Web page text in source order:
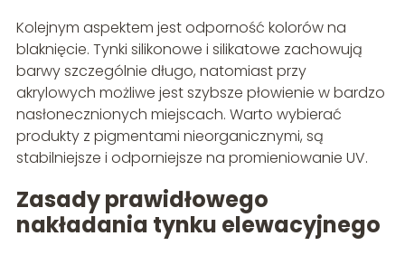
Kolejnym aspektem jest odporność kolorów na
blaknięcie. Tynki silikonowe i silikatowe zachowują
barwy szczególnie długo, natomiast przy
akrylowych możliwe jest szybsze płowienie w bardzo
nasłonecznionych miejscach. Warto wybierać
produkty z pigmentami nieorganicznymi, są
stabilniejsze i odporniejsze na promieniowanie UV.
Zasady prawidłowego
nakładania tynku elewacyjnego